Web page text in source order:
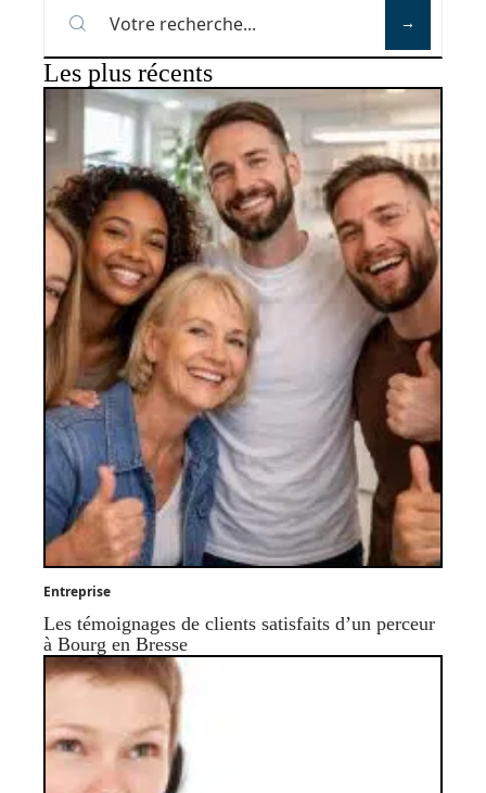
Les plus récents
Entreprise
Les témoignages de clients satisfaits d’un perceur
à Bourg en Bresse